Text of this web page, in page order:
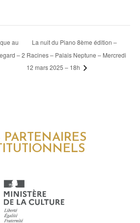
au
– 2
La nuit du Piano 8ème édition –
Racines – Palais Neptune – Mercredi
12 mars 2025 – 18h
PARTENAIRES